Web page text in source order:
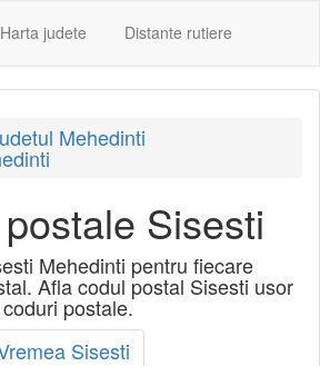
Harta judete Distante rutiere
Mehedinti
Sisesti
Mehedinti pentru fiecare
Afla codul postal Sisesti usor
postale.
Sisesti